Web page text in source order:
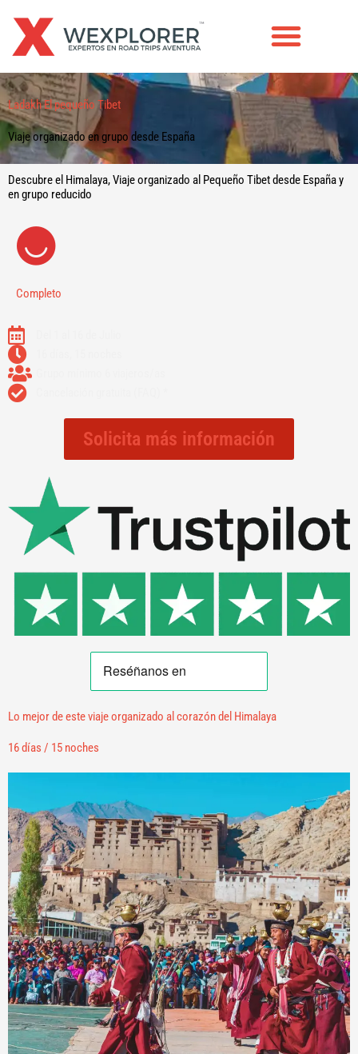
contenido
Ladakh El pequeño Tibet
Viaje organizado en grupo desde España
Descubre el Himalaya, Viaje organizado al Pequeño Tibet desde España y
en grupo reducido
Completo
Solicita más información
Lo mejor de este viaje organizado al corazón del Himalaya
16 días / 15 noches